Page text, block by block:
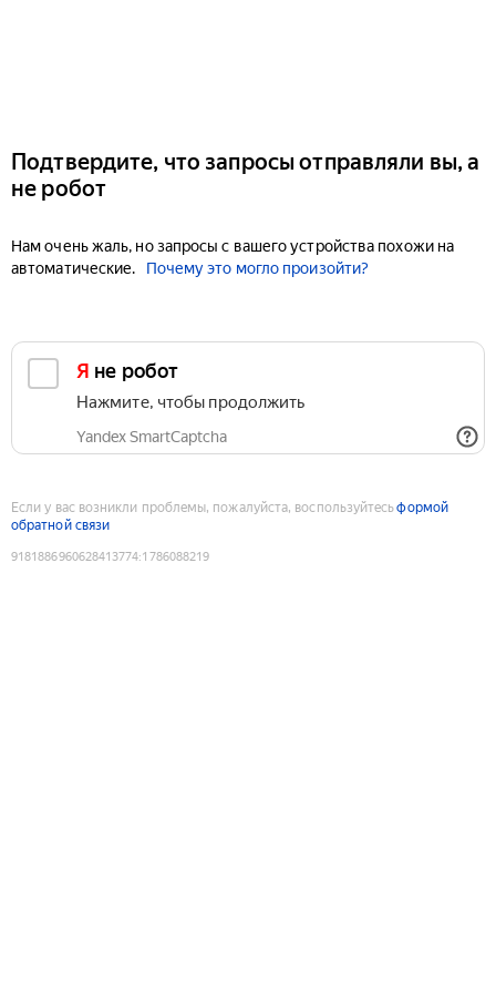
Подтвердите, что запросы отправляли вы, а
не робот
Нам очень жаль, но запросы с вашего устройства похожи на
автоматические.
Почему это могло произойти?
Я не робот
Нажмите, чтобы продолжить
Yandex SmartCaptcha
Если у вас возникли проблемы, пожалуйста, воспользуйтесьформой
обратной связи
9181886960628413774:1786088219